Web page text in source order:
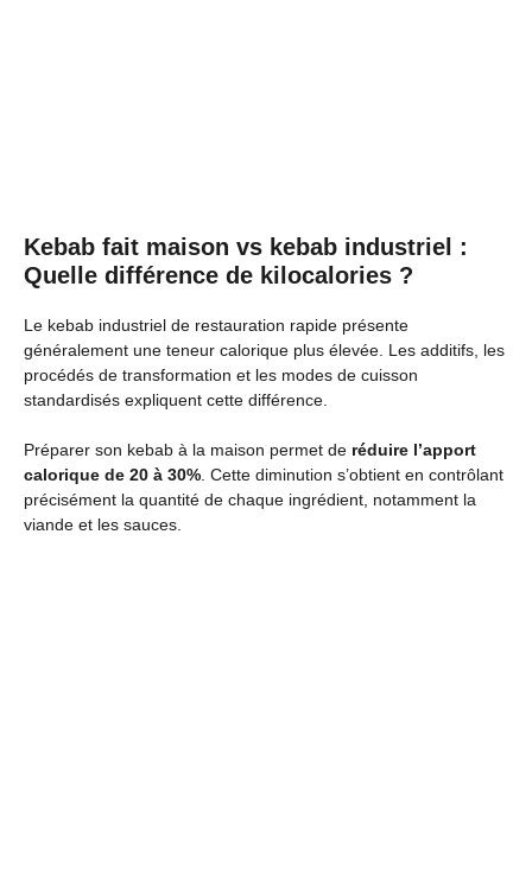
Kebab fait maison vs kebab industriel :
Quelle différence de kilocalories ?
Le kebab industriel de restauration rapide présente
généralement une teneur calorique plus élevée. Les additifs, les
procédés de transformation et les modes de cuisson
standardisés expliquent cette différence.
Préparer son kebab à la maison permet de réduire l’apport
calorique de 20 à 30% . Cette diminution s’obtient en contrôlant
précisément la quantité de chaque ingrédient, notamment la
viande et les sauces.